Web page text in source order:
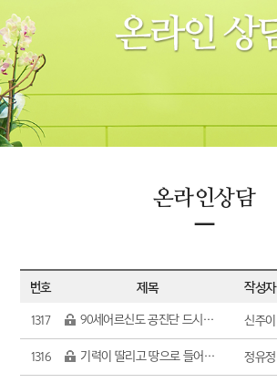
온라인상담
ㅡ
번호 제목 작성자
1317 90세어르신도 공진단 드시는거 가능한지문의 신주이
1316 기력이 딸리고 땅으로 들어가는 거같음 정유정